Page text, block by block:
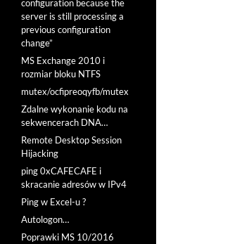
configuration because the
server is still processing a
previous configuration
change”
MS Exchange 2010 i
rozmiar bloku NTFS
mutex/ocfipreoqyfb/mutex
Zdalne wykonanie kodu na
sekwencerach DNA…
Remote Desktop Session
Hijacking
ping 0xCAFECAFE i
skracanie adresów w IPv4
Ping w Excel-u ?
Autologon…
Poprawki MS 10/2016